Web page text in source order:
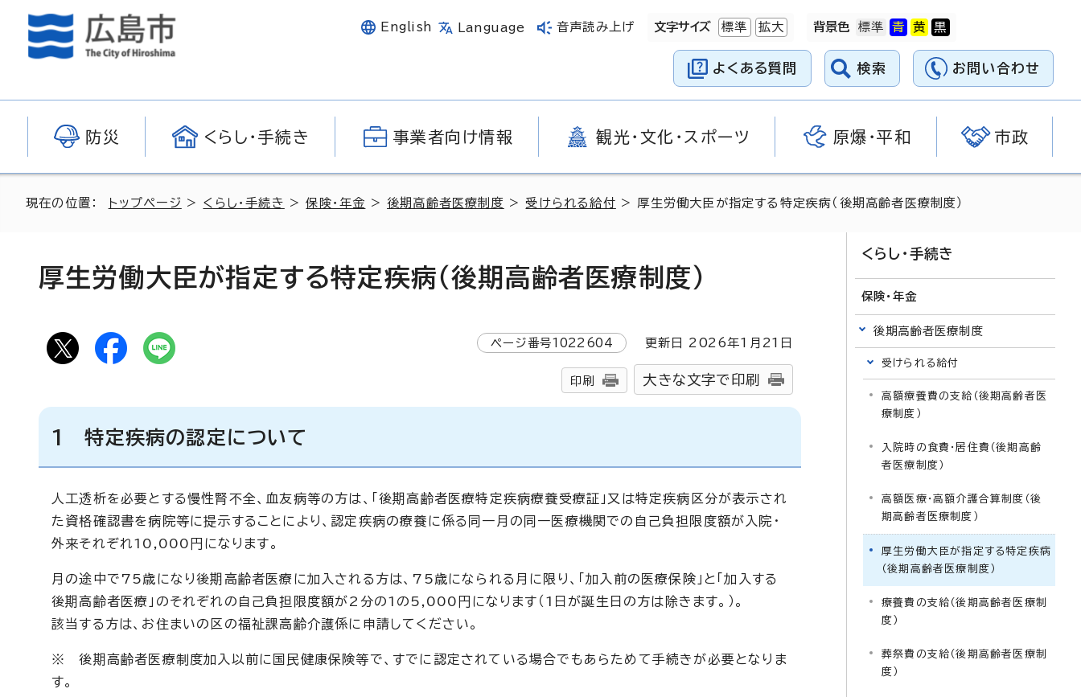
English Language 音声読み上げ 文字サイズ 標準 拡大 背景色
よくある質問 検索 お問い合わせ
防災 くらし・手続き 事業者向け情報 観光・文化・スポーツ 原爆・平和 市政
現在の位置： トップページ > くらし・手続き >保険・年金 >後期高齢者医療制度 >受けられる給付 > 厚生労働大臣が指定する特定疾病（後期高齢者医療制度）
厚生労働大臣が指定する特定疾病（後期高齢者医療制度）
ページ番号1022604 更新日 2026年1月 21 日
印刷 大きな文字で印刷
1 特定疾病の認定について
人工透析を必要とする慢性腎不全、血友病等の方は、「後期高齢者医療特定疾病療養受療証」又は特定疾病区分が表示され
た資格確認書を病院等に提示することにより、認定疾病の療養に係る同一月の同一医療機関での自己負担限度額が入院・
外来それぞれ10,000円になります。
月の途中で75歳になり後期高齢者医療に加入される方は、75歳になられる月に限り、「加入前の医療保険」と「加入する
後期高齢者医療」のそれぞれの自己負担限度額が2分の1の5,000円になります（1日が誕生日の方は除きます。）。
該当する方は、お住まいの区の福祉課高齢介護係に申請してください。
※ 後期高齢者医療制度加入以前に国民健康保険等で、すでに認定されている場合でもあらためて手続きが必要となりま
す。
くらし・手続き
保険・年金
後期高齢者医療制度
受けられる給付
高額療養費の支給（後期高齢者医
療制度）
入院時の食費・居住費（後期高齢
者医療制度）
高額医療・高額介護合算制度（後
期高齢者医療制度）
厚生労働大臣が指定する特定疾病
（後期高齢者医療制度）
療養費の支給（後期高齢者医療制
度）
葬祭費の支給（後期高齢者医療制
度）